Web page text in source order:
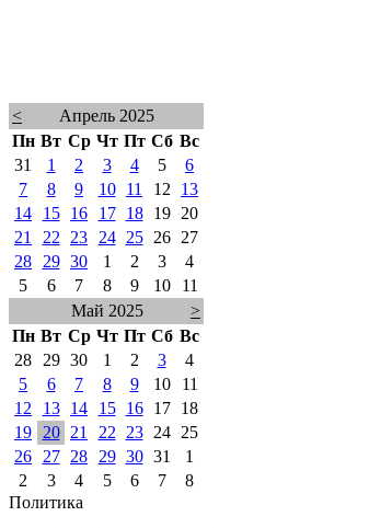
<
Апрель 2025
Пн Вт Ср Чт Пт Сб Вс
31
1 2 3 4 5
6
7
8 9 10 11 12
13
14
15 16 17 18 19
20
21
22 23 24 25 26
27
28
29 30 1 2 3
4
5
6 7 8 9 10
11
Май 2025
>
Пн Вт Ср Чт Пт Сб Вс
28
29 30 1 2 3
4
5
6 7 8 9 10
11
12
13 14 15 16 17
18
19
20 21 22 23 24
25
26
27 28 29 30 31
1
2
3 4 5 6 7
8
Политика